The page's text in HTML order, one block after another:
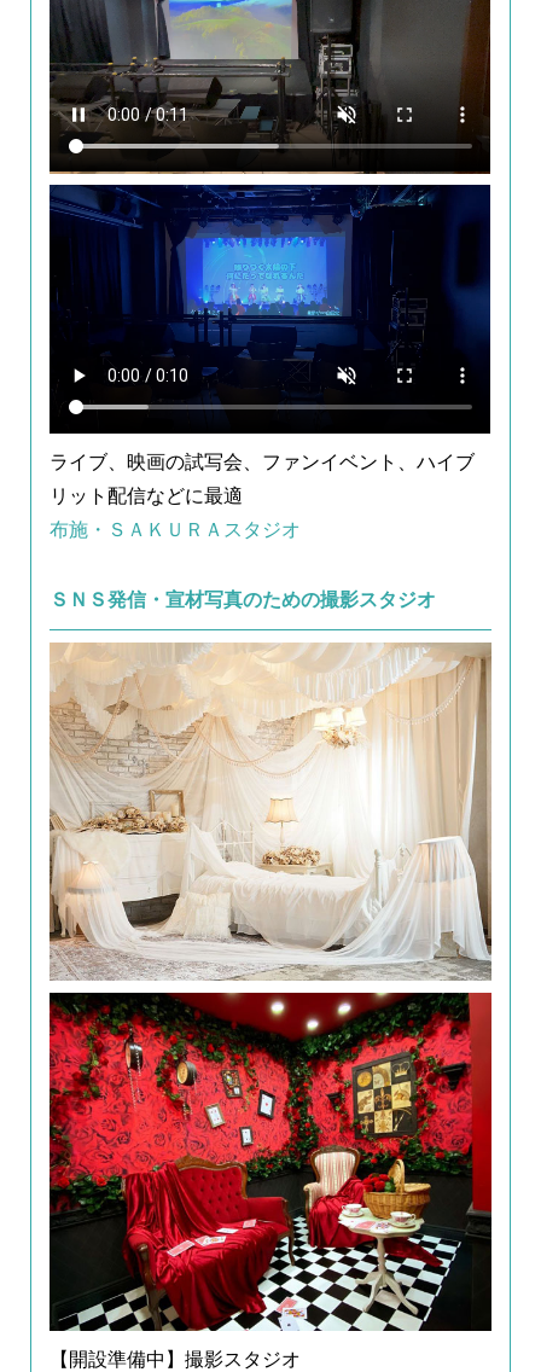
ライブ、映画の試写会、ファンイベント、ハイブ
リット配信などに最適
布施・ＳＡＫＵＲＡスタジオ
ＳＮＳ発信・宣材写真のための撮影スタジオ
【開設準備中】撮影スタジオ